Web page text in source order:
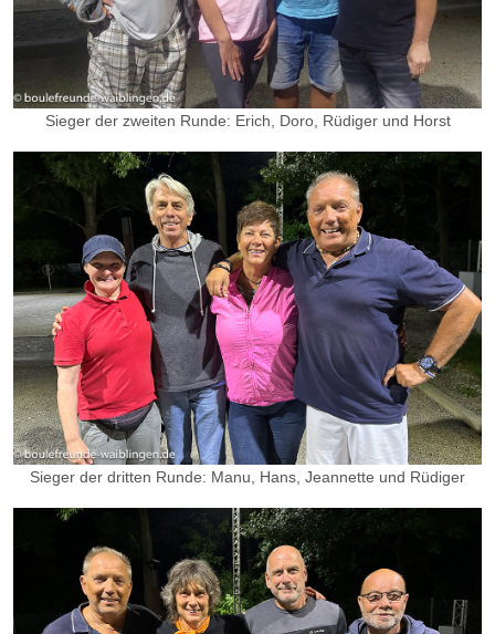
Sieger der zweiten Runde: Erich, Doro, Rüdiger und Horst
Sieger der dritten Runde: Manu, Hans, Jeannette und Rüdiger